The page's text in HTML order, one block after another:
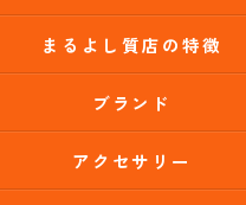
まるよし質店の特徴
ブランド
アクセサリー